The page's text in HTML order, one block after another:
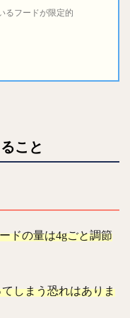
るフードが限定的
こと
ドの量は4gごと調節
しまう恐れはありま